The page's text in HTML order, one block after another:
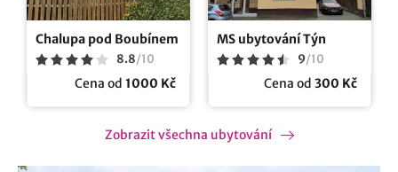
Chalupa pod Boubínem
8.8/10
Cena od 1000 Kč
MS ubytování Týn
9/10
Cena od 300 Kč
Zobrazit všechna ubytování